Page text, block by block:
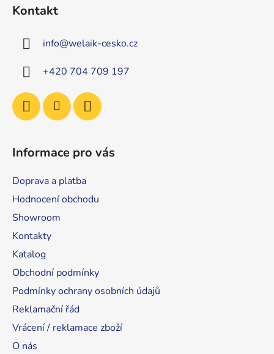
Kontakt
info@welaik-cesko.cz
+420 704 709 197
Informace pro vás
Doprava a platba
Hodnocení obchodu
Showroom
Kontakty
Katalog
Obchodní podmínky
Podmínky ochrany osobních údajů
Reklamační řád
Vrácení / reklamace zboží
O nás